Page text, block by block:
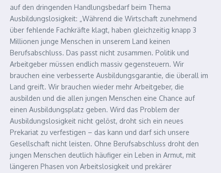
auf den dringenden Handlungsbedarf beim Thema
Ausbildungslosigkeit: „Während die Wirtschaft zunehmend
über fehlende Fachkräfte klagt, haben gleichzeitig knapp 3
Millionen junge Menschen in unserem Land keinen
Berufsabschluss. Das passt nicht zusammen. Politik und
Arbeitgeber müssen endlich massiv gegensteuern. Wir
brauchen eine verbesserte Ausbildungsgarantie, die überall im
Land greift. Wir brauchen wieder mehr Arbeitgeber, die
ausbilden und die allen jungen Menschen eine Chance auf
einen Ausbildungsplatz geben. Wird das Problem der
Ausbildungslosigkeit nicht gelöst, droht sich ein neues
Prekariat zu verfestigen – das kann und darf sich unsere
Gesellschaft nicht leisten. Ohne Berufsabschluss droht den
jungen Menschen deutlich häufiger ein Leben in Armut, mit
längeren Phasen von Arbeitslosigkeit und prekärer